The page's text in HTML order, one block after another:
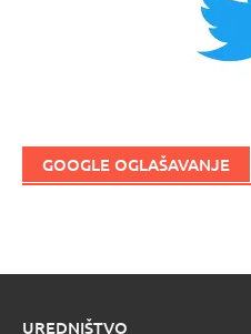
GOOGLE OGLAŠAVANJE
UREDNIŠTVO